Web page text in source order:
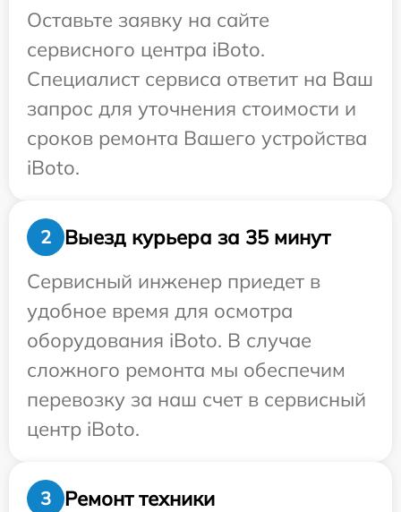
Оставьте заявку на сайте
сервисного центра iBoto.
Специалист сервиса ответит на Ваш
запрос для уточнения стоимости и
сроков ремонта Вашего устройства
iBoto.
2
Выезд курьера за 35 минут
Сервисный инженер приедет в
удобное время для осмотра
оборудования iBoto. В случае
сложного ремонта мы обеспечим
перевозку за наш счет в сервисный
центр iBoto.
3
Ремонт техники